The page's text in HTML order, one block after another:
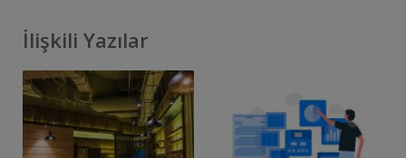
İlişkili Yazılar